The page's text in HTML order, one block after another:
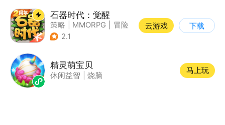
石器时代：觉醒
策略 MMORPG
冒险
| 自由交易
2.1
云游戏 下载
精灵萌宝贝
休闲益智 烧脑
马上玩